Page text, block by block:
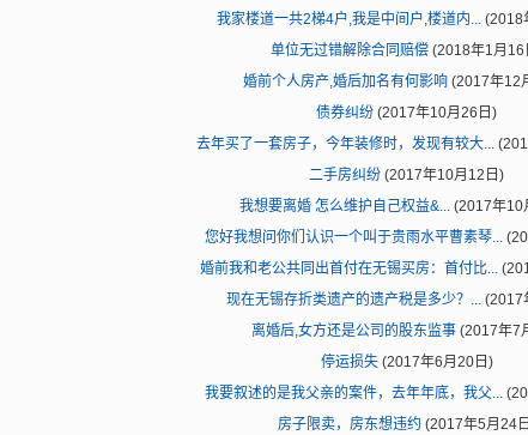
我家楼道一共2梯4户,我是中间户,楼道内... (2018
单位无过错解除合同赔偿(2018年1月16
婚前个人房产,婚后加名有何影响 (2017年12
债券纠纷 (2017年10月26日)
去年买了一套房子，今年装修时，发现有较大...
二手房纠纷 (2017年10月12日)
我想要离婚 怎么维护自己权益&... (2017年10
您好我想问你们认识一个叫于贵雨水平曹素琴...
婚前我和老公共同出首付在无锡买房：首付比...
现在无锡存折类遗产的遗产税是多少？...(2017
离婚后,女方还是公司的股东监事(2017年7
停运损失(2017年6月20日)
我要叙述的是我父亲的案件，去年年底，我父...
房子限卖，房东想违约 (2017年5月24